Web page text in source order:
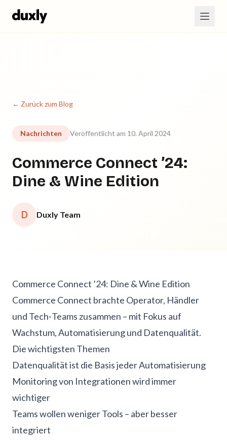
← Zurück zum Blog
Nachrichten Veröffentlicht am 10. April 2024
Commerce Connect ’24:
Dine & Wine Edition
D Duxly Team
Commerce Connect ’24: Dine & Wine Edition
Commerce Connect brachte Operator, Händler
und Tech‑Teams zusammen – mit Fokus auf
Wachstum, Automatisierung und Datenqualität.
Die wichtigsten Themen
Datenqualität ist die Basis jeder Automatisierung
Monitoring von Integrationen wird immer
wichtiger
Teams wollen weniger Tools – aber besser
integriert